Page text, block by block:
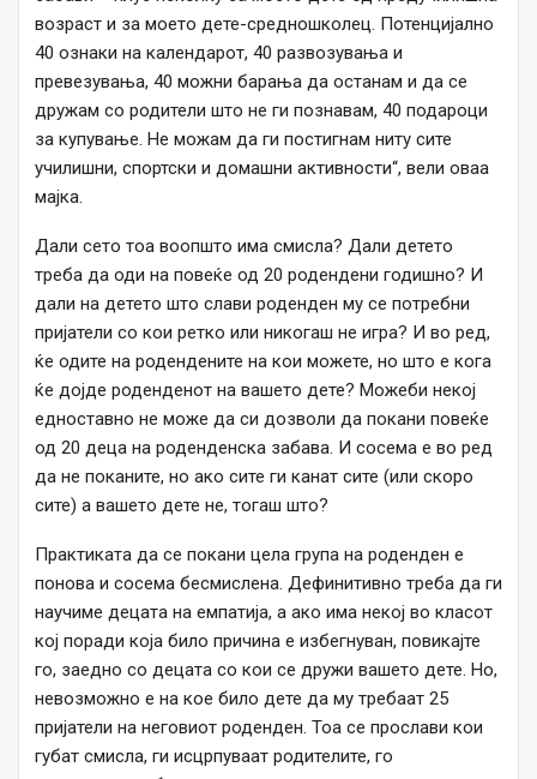
возраст и за моето дете-средношколец. Потенцијално
40 ознаки на календарот, 40 развозувања и
превезувања, 40 можни барања да останам и да се
дружам со родители што не ги познавам, 40 подароци
за купување. Не можам да ги постигнам ниту сите
училишни, спортски и домашни активности“, вели оваа
мајка.
Дали сето тоа воопшто има смисла? Дали детето
треба да оди на повеќе од 20 родендени годишно? И
дали на детето што слави роденден му се потребни
пријатели со кои ретко или никогаш не игра? И во ред,
ќе одите на родендените на кои можете, но што е кога
ќе дојде роденденот на вашето дете? Можеби некој
едноставно не може да си дозволи да покани повеќе
од 20 деца на роденденска забава. И сосема е во ред
да не поканите, но ако сите ги канат сите (или скоро
сите) а вашето дете не, тогаш што?
Практиката да се покани цела група на роденден е
понова и сосема бесмислена. Дефинитивно треба да ги
научиме децата на емпатија, а ако има некој во класот
кој поради која било причина е избегнуван, повикајте
го, заедно со децата со кои се дружи вашето дете. Но,
невозможно е на кое било дете да му требаат 25
пријатели на неговиот роденден. Тоа се прослави кои
губат смисла, ги исцрпуваат родителите, го